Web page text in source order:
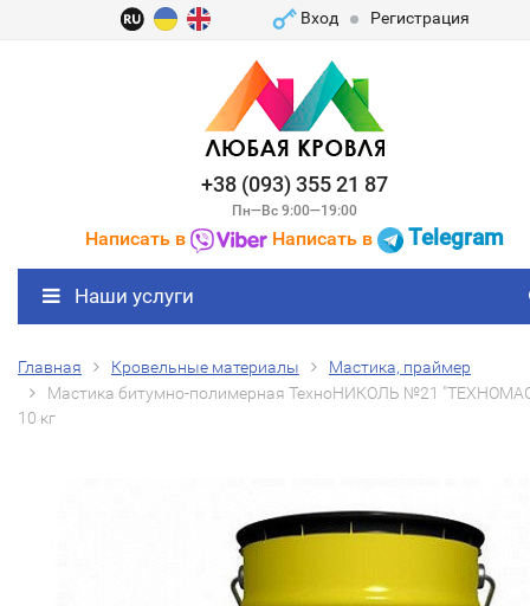
Вход Регистрация
+38 (093) 355 21 87
Пн—Вс 9:00—19:00
Написать в Написать в Telegram
Наши услуги
Главная Кровельные материалы
Мастика, праймер
Мастика битумно-полимерная ТехноНИКОЛЬ №21
10 кг